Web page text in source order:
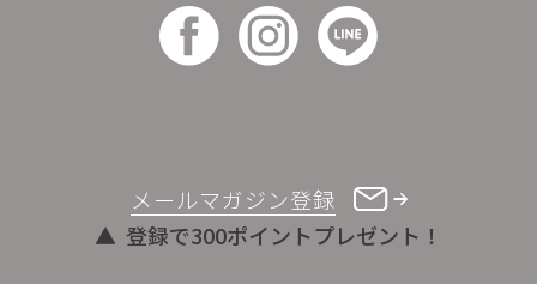
メールマガジン登録
登録で300ポイントプレゼント！